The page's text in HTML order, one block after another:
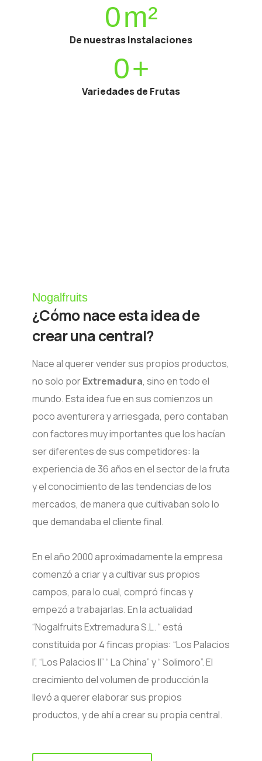
De nuestras Instalaciones
0m²
Variedades de Frutas
0+
Nogalfruits
¿Cómo nace esta idea de
crear una central?
Nace al querer vender sus propios productos,
no solo porExtremadura, sino en todo el
mundo. Esta idea fue en sus comienzos un
poco aventurera y arriesgada, pero contaban
con factores muy importantes que los hacían
ser diferentes de sus competidores: la
experiencia de 36 años en el sector de la fruta
y el conocimiento de las tendencias de los
mercados, de manera que cultivaban solo lo
que demandaba el cliente final.
En el año 2000 aproximadamente la empresa
comenzó a criar y a cultivar sus propios
campos, para lo cual, compró fincas y
empezó a trabajarlas. En la actualidad
“Nogalfruits Extremadura S.L. “ está
constituida por 4 fincas propias: “Los Palacios
I”, “Los Palacios II” “ La China” y “ Solimoro”. El
crecimiento del volumen de producción la
llevó a querer elaborar sus propios
productos, y de ahí a crear su propia central.